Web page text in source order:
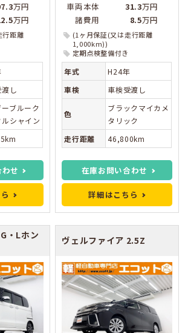
万円
万円
行距離
し
ーブルーク
ルシャイン
せ
車両本体 31.3万円
諸費用
8.5万円
(1ヶ月保証(又は走行距離
1,000km))
定期点検整備付き
年式
H24年
車検
車検受渡し
色
ブラックマイカメ
タリック
走行距離
46,800km
在庫お問い合わせ
詳細はこちら
G・Lホン
ヴェルファイア 2.5Z